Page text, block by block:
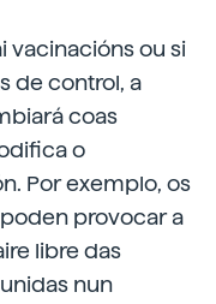
vacinacións ou si
de control, a
coas
o
Por exemplo, os
provocar a
libre das
nun